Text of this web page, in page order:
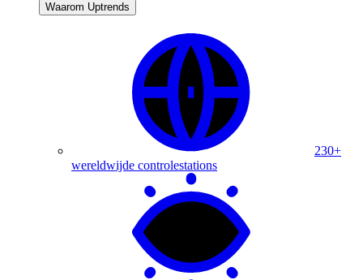
Waarom Uptrends
230+
wereldwijde controlestations